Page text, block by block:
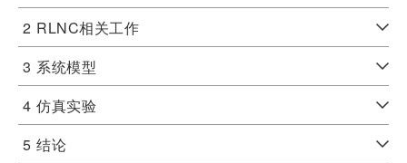
2 RLNC相关工作
3 系统模型
4 仿真实验
5 结论